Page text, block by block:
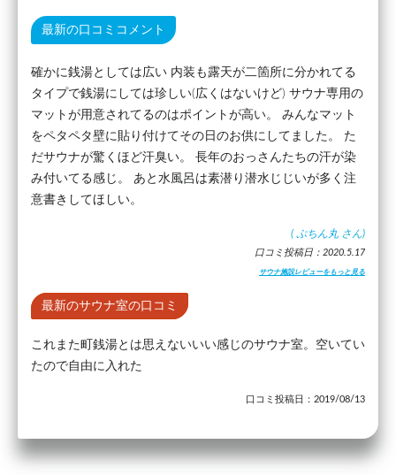
最新の口コミコメント
確かに銭湯としては広い 内装も露天が二箇所に分かれてる
タイプで銭湯にしては珍しい(広くはないけど) サウナ専用の
マットが用意されてるのはポイントが高い。 みんなマット
をペタペタ壁に貼り付けてその日のお供にしてました。 た
だサウナが驚くほど汗臭い。 長年のおっさんたちの汗が染
み付いてる感じ。 あと水風呂は素潜り潜水じじいが多く注
意書きしてほしい。
( ぷちん丸 さん)
口コミ投稿日：2020.5.17
サウナ施設レビューをもっと見る
最新のサウナ室の口コミ
これまた町銭湯とは思えないいい感じのサウナ室。空いてい
たので自由に入れた
口コミ投稿日：2019/08/13